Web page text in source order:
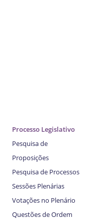
Processo Legislativo
Pesquisa de
Proposições
Pesquisa de Processos
Sessões Plenárias
Votações no Plenário
Questões de Ordem